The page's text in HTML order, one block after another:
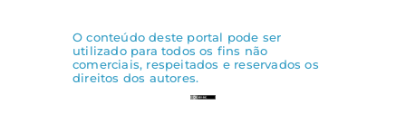
O conteúdo deste portal pode ser
utilizado para todos os fins não
comerciais, respeitados e reservados os
direitos dos autores.